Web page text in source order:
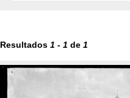
Resultados 1 - 1 de 1